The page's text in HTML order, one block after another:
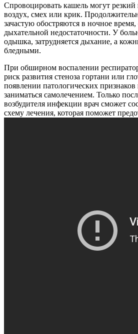
Спровоцировать кашель могут
воздух, смех или крик.
зачастую обостряются в ночное
дыхательной недостаточности. У
одышка, затрудняется дыхание, а
бледными.
При обширном воспалении
риск развития стеноза гортани или
появлении патологических признаков
заниматься самолечением. Только
возбудителя инфекции врач сможет
схему лечения, которая поможет